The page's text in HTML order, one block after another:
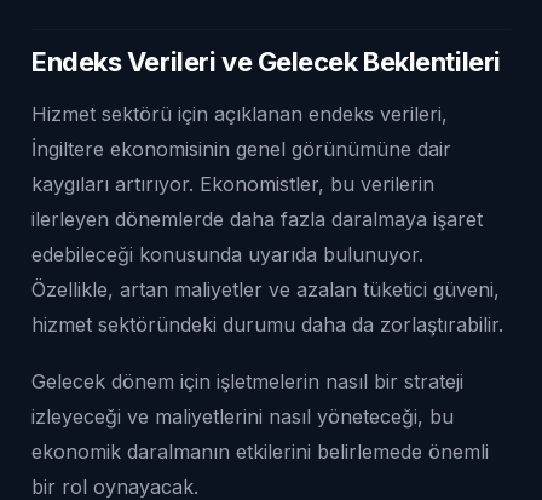
Endeks Verileri ve Gelecek Beklentileri
Hizmet sektörü için açıklanan endeks verileri,
İngiltere ekonomisinin genel görünümüne dair
kaygıları artırıyor. Ekonomistler, bu verilerin
ilerleyen dönemlerde daha fazla daralmaya işaret
edebileceği konusunda uyarıda bulunuyor.
Özellikle, artan maliyetler ve azalan tüketici güveni,
hizmet sektöründeki durumu daha da zorlaştırabilir.
Gelecek dönem için işletmelerin nasıl bir strateji
izleyeceği ve maliyetlerini nasıl yöneteceği, bu
ekonomik daralmanın etkilerini belirlemede önemli
bir rol oynayacak.